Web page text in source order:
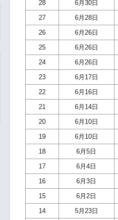
28
6月30日
27
6月28日
26
6月26日
25
6月26日
24
6月26日
23
6月17日
22
6月16日
21
6月14日
20
6月10日
19
6月10日
18
6月5日
17
6月4日
16
6月3日
15
6月2日
14
5月23日